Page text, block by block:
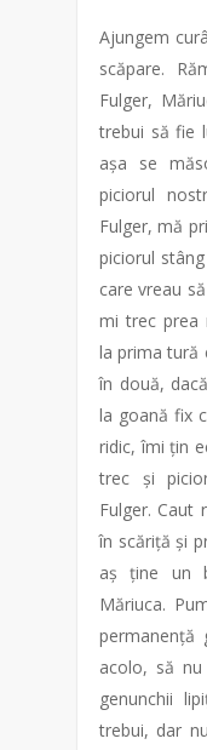
Ajungem
scăpare.
Fulger,
trebui să fie
așa se
piciorul
Fulger, mă
piciorul
care vreau
mi trec prea
la prima tură
în două,
la goană fix
ridic, îmi țin
trec și
Fulger. Caut
în scăriță și
aș ține un
Măriuca.
permanență
acolo, să
genunchii
trebui, dar